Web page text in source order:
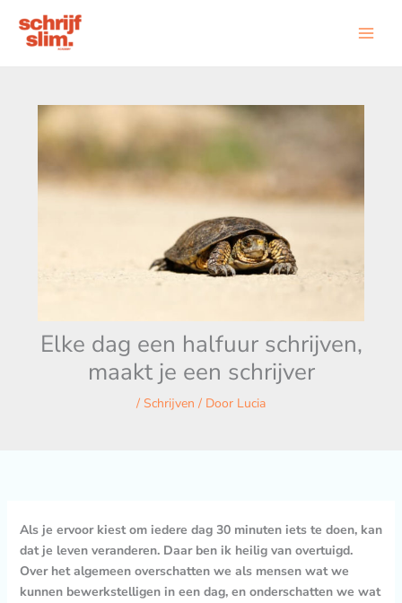
naar
Elke dag een halfuur schrijven,
maakt je een schrijver
/ Schrijven / Door Lucia
Als je ervoor kiest om iedere dag 30 minuten iets te doen, kan
dat je leven veranderen. Daar ben ik heilig van overtuigd.
Over het algemeen overschatten we als mensen wat we
kunnen bewerkstelligen in een dag, en onderschatten we wat